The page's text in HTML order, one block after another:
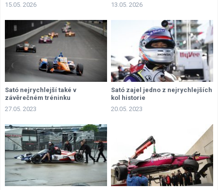
15.05. 2026
13.05. 2026
Sató nejrychlejší také v
závěrečném tréninku
27.05. 2023
Sató zajel jedno z nejrychlejších
kol historie
20.05. 2023